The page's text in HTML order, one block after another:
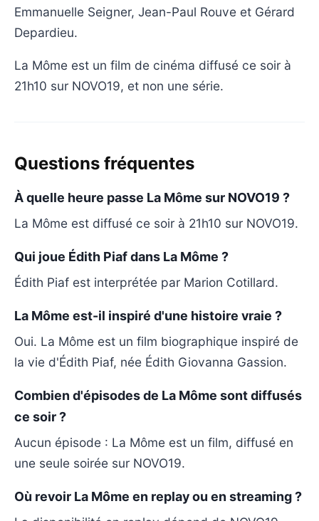
Emmanuelle Seigner, Jean-Paul Rouve et Gérard
Depardieu.
La Môme est un film de cinéma diffusé ce soir à
21h10 sur NOVO19, et non une série.
Questions fréquentes
À quelle heure passe La Môme sur NOVO19 ?
La Môme est diffusé ce soir à 21h10 sur NOVO19.
Qui joue Édith Piaf dans La Môme ?
Édith Piaf est interprétée par Marion Cotillard.
La Môme est-il inspiré d'une histoire vraie ?
Oui. La Môme est un film biographique inspiré de
la vie d'Édith Piaf, née Édith Giovanna Gassion.
Combien d'épisodes de La Môme sont diffusés
ce soir ?
Aucun épisode : La Môme est un film, diffusé en
une seule soirée sur NOVO19.
Où revoir La Môme en replay ou en streaming ?